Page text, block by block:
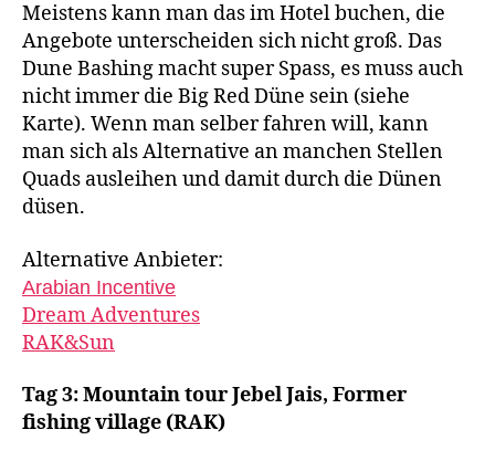
Meistens kann man das im Hotel buchen, die
Angebote unterscheiden sich nicht groß. Das
Dune Bashing macht super Spass, es muss auch
nicht immer die Big Red Düne sein (siehe
Karte). Wenn man selber fahren will, kann
man sich als Alternative an manchen Stellen
Quads ausleihen und damit durch die Dünen
düsen.
Alternative Anbieter:
Arabian Incentive
Dream Adventures
RAK&Sun
Tag 3: Mountain tour Jebel Jais, Former
fishing village (RAK)